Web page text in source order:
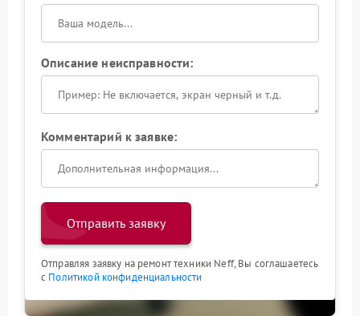
Описание неисправности:
Комментарий к заявке:
Отправить заявку
Отправляя заявку на ремонт техники Neff, Вы соглашаетесь
с Политикой конфиденциальности